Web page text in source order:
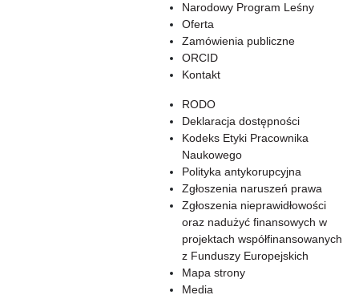
Narodowy Program Leśny
Oferta
Zamówienia publiczne
ORCID
Kontakt
RODO
Deklaracja dostępności
Kodeks Etyki Pracownika
Naukowego
Polityka antykorupcyjna
Zgłoszenia naruszeń prawa
Zgłoszenia nieprawidłowości
oraz nadużyć finansowych w
projektach współfinansowanych
z Funduszy Europejskich
Mapa strony
Media